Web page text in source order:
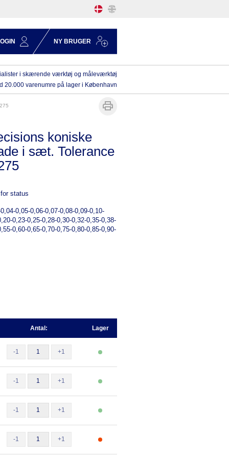
NY BRUGER
i skærende værktøj og måleværktøj
20.000 varenumre på lager i København
koniske
i sæt. Tolerance
status
0,05-0,06-0,07-0,08-0,09-0,10-
0,23-0,25-0,28-0,30-0,32-0,35-0,38-
0,60-0,65-0,70-0,75-0,80-0,85-0,90-
Antal: Lager
-1 +1
-1 +1
-1 +1
-1 +1